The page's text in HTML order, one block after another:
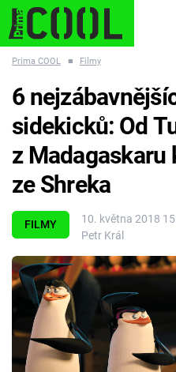
ESCAPE PLNEJ KOTEL
Témata
Filmy
Seriály
Hry
Prima COOL ■ Filmy
FILMY
10. května 2018
Petr Král
6
sidekicků: Od
z Madagaskaru
ze Shreka